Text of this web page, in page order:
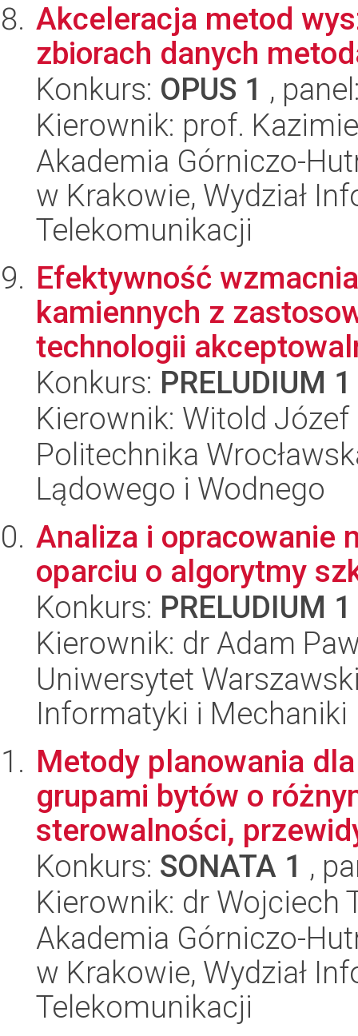
Akceleracja metod
zbiorach danych
Konkurs: OPUS 1 ,
Kierownik: prof.
Akademia Górniczo-
w Krakowie, Wydział
Telekomunikacji
Efektywność
kamiennych z
technologii
Konkurs: PRELUDIUM 1
Kierownik: Witold
Politechnika
Lądowego i Wodnego
Analiza i opracowanie
oparciu o algorytmy
Konkurs: PRELUDIUM 1
Kierownik: dr Adam
Uniwersytet
Informatyki i Mechaniki
Metody planowania
grupami bytów o
sterowalności,
Konkurs: SONATA 1 ,
Kierownik: dr Wojciech
Akademia Górniczo-
w Krakowie, Wydział
Telekomunikacji